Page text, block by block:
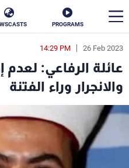
PROGRAMS
26 Feb 2023
14:29 PM
عائلة الرفاعي:
والانجرار وراء الفتنة
en
الأخبار
سياسة
إقتصاد